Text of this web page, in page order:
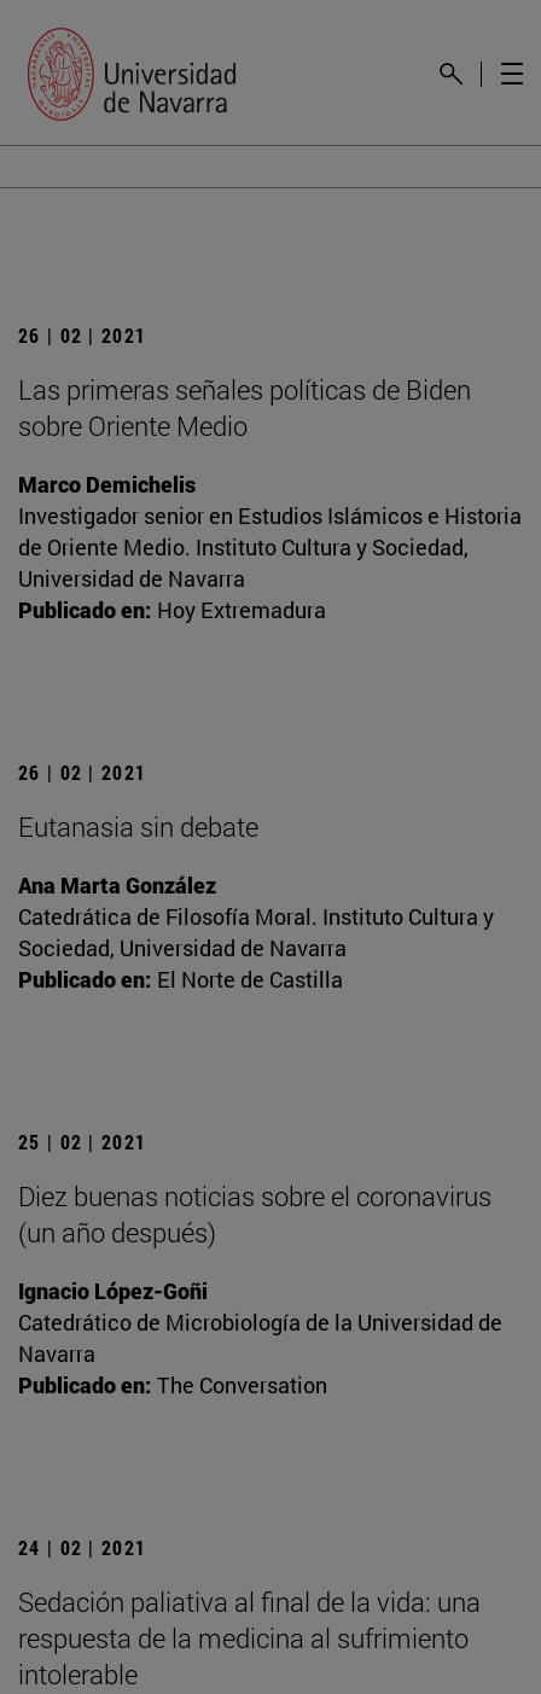
26 | 02 | 2021
Las primeras señales políticas de Biden
sobre Oriente Medio
Marco Demichelis
Investigador senior en Estudios Islámicos e Historia
de Oriente Medio. Instituto Cultura y Sociedad,
Universidad de Navarra
Publicado en: Hoy Extremadura
26 | 02 | 2021
Eutanasia sin debate
Ana Marta González
Catedrática de Filosofía Moral. Instituto Cultura y
Sociedad, Universidad de Navarra
Publicado en: El Norte de Castilla
25 | 02 | 2021
Diez buenas noticias sobre el coronavirus
(un año después)
Ignacio López-Goñi
Catedrático de Microbiología de la Universidad de
Navarra
Publicado en: The Conversation
24 | 02 | 2021
Sedación paliativa al final de la vida: una
respuesta de la medicina al sufrimiento
intolerable